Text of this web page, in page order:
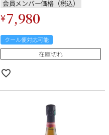
会員メンバー価格（税込）
¥7,980
クール便対応可能
在庫切れ